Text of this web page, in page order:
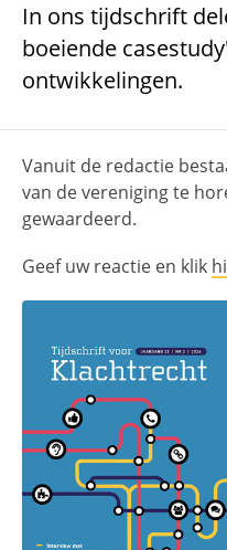
In ons tijdschrift
boeiende
ontwikkelingen.
Vanuit de redactie
van de vereniging te
gewaardeerd.
Geef uw reactie en klik